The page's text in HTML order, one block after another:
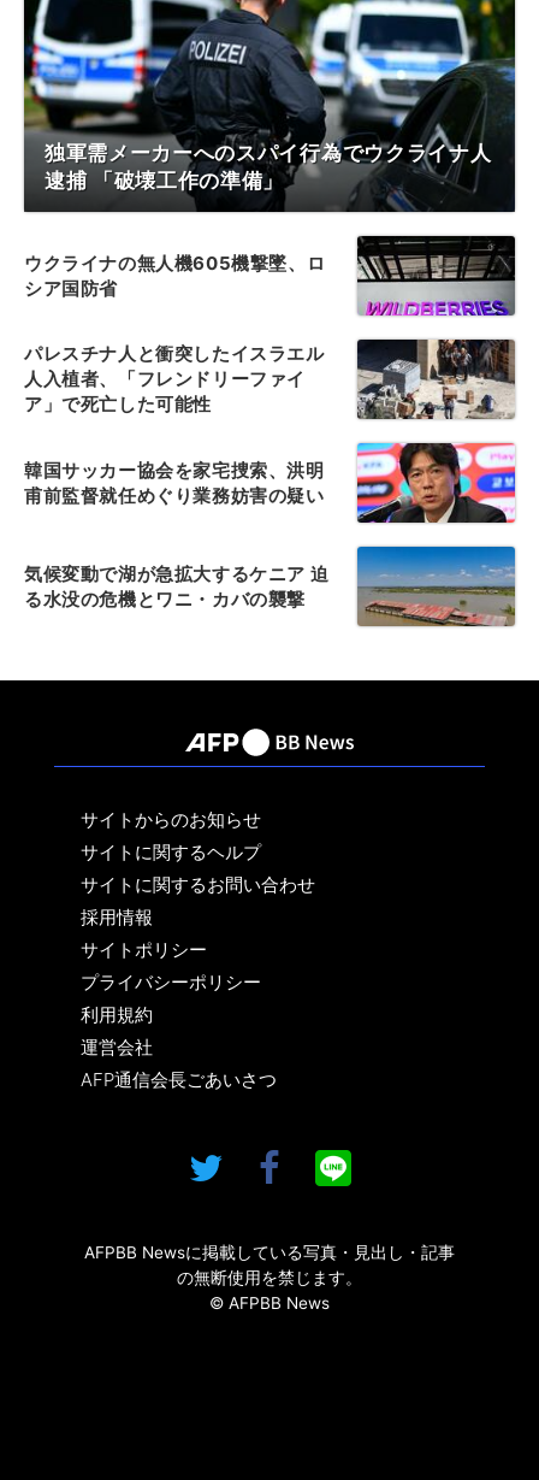
独軍需メーカーへのスパイ行為でウクライナ人
逮捕 「破壊工作の準備」
ウクライナの無人機605機撃墜、ロ
シア国防省
パレスチナ人と衝突したイスラエル
人入植者、「フレンドリーファイ
ア」で死亡した可能性
韓国サッカー協会を家宅捜索、洪明
甫前監督就任めぐり業務妨害の疑い
気候変動で湖が急拡大するケニア 迫
る水没の危機とワニ・カバの襲撃
サイトからのお知らせ
サイトに関するヘルプ
サイトに関するお問い合わせ
採用情報
サイトポリシー
プライバシーポリシー
利用規約
運営会社
AFP通信会長ごあいさつ
AFPBB Newsに掲載している写真・見出し・記事
の無断使用を禁じます。
© AFPBB News